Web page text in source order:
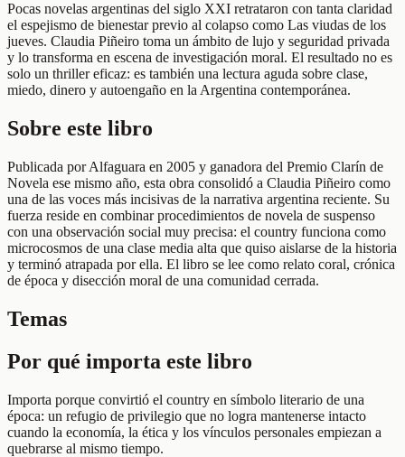
Pocas novelas argentinas del siglo XXI retrataron con tanta claridad
el espejismo de bienestar previo al colapso como Las viudas de los
jueves. Claudia Piñeiro toma un ámbito de lujo y seguridad privada
y lo transforma en escena de investigación moral. El resultado no es
solo un thriller eficaz: es también una lectura aguda sobre clase,
miedo, dinero y autoengaño en la Argentina contemporánea.
Sobre este libro
Publicada por Alfaguara en 2005 y ganadora del Premio Clarín de
Novela ese mismo año, esta obra consolidó a Claudia Piñeiro como
una de las voces más incisivas de la narrativa argentina reciente. Su
fuerza reside en combinar procedimientos de novela de suspenso
con una observación social muy precisa: el country funciona como
microcosmos de una clase media alta que quiso aislarse de la historia
y terminó atrapada por ella. El libro se lee como relato coral, crónica
de época y disección moral de una comunidad cerrada.
Temas
Por qué importa este libro
Importa porque convirtió el country en símbolo literario de una
época: un refugio de privilegio que no logra mantenerse intacto
cuando la economía, la ética y los vínculos personales empiezan a
quebrarse al mismo tiempo.